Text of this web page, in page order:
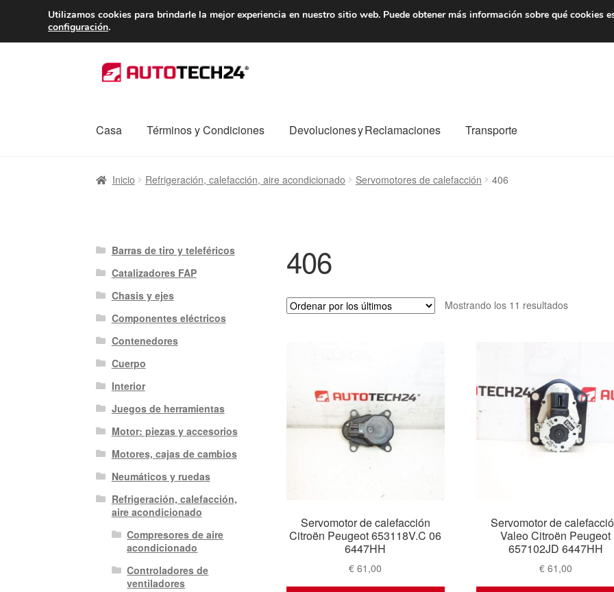
ENTREGA desde 7 EUR De lunes a viernes
Ir
a
Ir
al
Casa Términos y Condiciones Devoluciones y Reclamaciones Transporte
InicioCaja registradora Carro ContactoEnvío al mundo entero Mi cuenta Pagos Política de privacidad
Inicio Refrigeración, calefacción, aire acondicionado Servomotores de calefacción 406
406
Mostrando los 11 resultadosOrdenado
Servomotor de calefacción
Citroën Peugeot 653118V.C 06
6447HH
€ 61,00
Servomotor de
Valeo Citroën Peugeot
657102JD 6447HH
€61,00
Barras de tiro y teleféricos
Catalizadores FAP
Chasis y ejes
Componentes eléctricos
Contenedores
Cuerpo
Interior
Juegos de herramientas
Motor: piezas y accesorios
Motores, cajas de cambios
Neumáticos y ruedas
Refrigeración, calefacción,
aire acondicionado
Compresores de aire
acondicionado
Controladores de
ventiladores
Utilizamos cookies para brindarle la mejor experiencia en nuestro sitio web. Puede obtener más información sobre qué cookies
configuración.